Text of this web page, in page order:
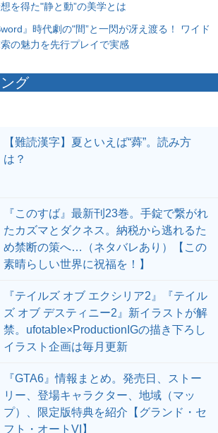
を得た"静と動”の美学とは
』時代劇の"間”と一閃が冴え渡る！ ワイド
の魅力を先行プレイで実感
グ
【難読漢字】夏といえば“蕣”。読み方
は？
『このすば』最新刊23巻。手錠で繋がれ
たカズマとダクネス。納税から逃れるた
め禁断の策へ…（ネタバレあり）【この
素晴らしい世界に祝福を！】
『テイルズ オブ エクシリア2』『テイル
ズ オブ デスティニー2』新イラストが解
禁。ufotable×ProductionIGの描き下ろし
イラスト企画は毎月更新
『GTA6』情報まとめ。発売日、ストー
リー、登場キャラクター、地域（マッ
プ）、限定版特典を紹介【グランド・セ
フト・オートVI】